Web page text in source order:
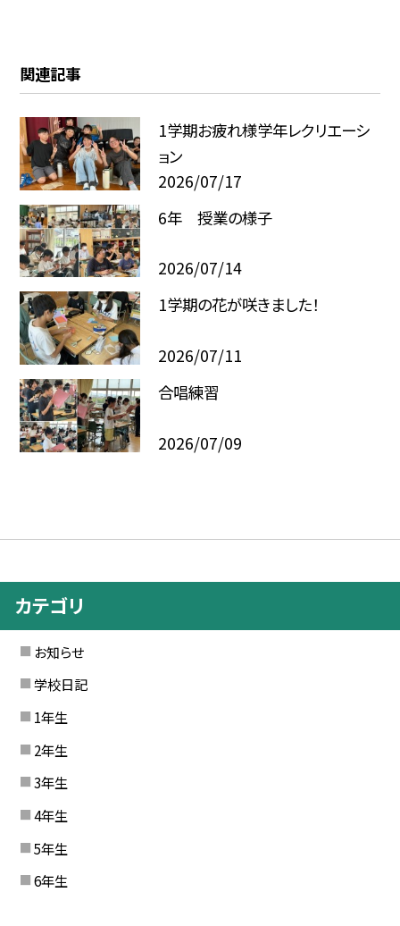
関連記事
1学期お疲れ様学年レクリエーシ
ョン
2026/07/17
6年 授業の様子
2026/07/14
1学期の花が咲きました！
2026/07/11
合唱練習
2026/07/09
カテゴリ
お知らせ
学校日記
1年生
2年生
3年生
4年生
5年生
6年生